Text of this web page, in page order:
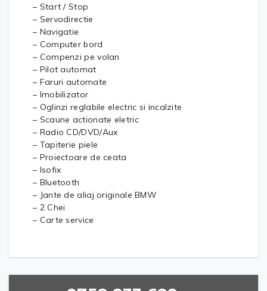
– Start / Stop
– Servodirectie
– Navigatie
– Computer bord
– Compenzi pe volan
– Pilot automat
– Faruri automate
– Imobilizator
– Oglinzi reglabile electric si incalzite
– Scaune actionate eletric
– Radio CD/DVD/Aux
– Tapiterie piele
– Proiectoare de ceata
– Isofix
– Bluetooth
– Jante de aliaj originale BMW
– 2 Chei
– Carte service